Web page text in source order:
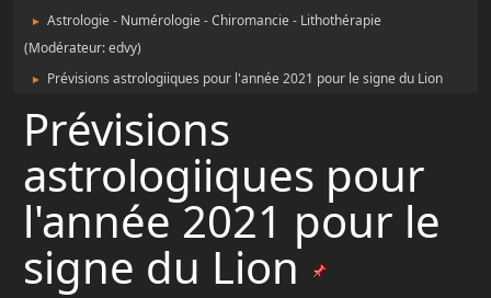
►
Astrologie - Numérologie - Chiromancie - Lithothérapie
(Modérateur:edvy)
► Prévisions astrologiiques pour l'année 2021 pour le signe du Lion
Prévisions
astrologiiques pour
l'année 2021 pour le
signe du Lion